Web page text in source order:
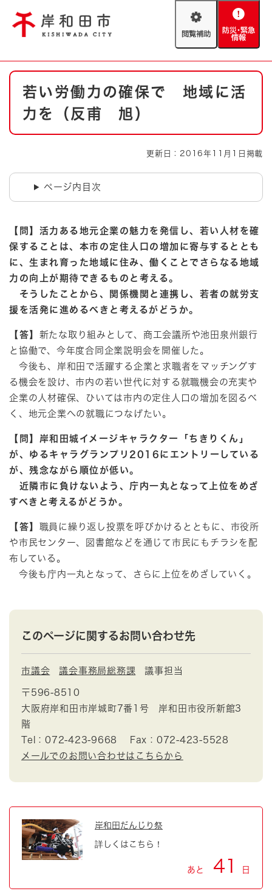
閲
助
防
緊
情
やさしい日本語
防災・緊急情報 救急・消防
ハザードマップ
本
若い労働力の確保で 地域に活
力を（反甫 旭）
更新日：2016年11月1日掲載
ページ内目次
【問】活力ある地元企業の魅力を発信し、若い人材を確
保することは、本市の定住人口の増加に寄与するととも
に、生まれ育った地域に住み、働くことでさらなる地域
力の向上が期待できるものと考える。
そうしたことから、関係機関と連携し、若者の就労支
援を活発に進めるべきと考えるがどうか。
【答】 新たな取り組みとして、商工会議所や池田泉州銀行
と協働で、今年度合同企業説明会を開催した。
今後も、岸和田で活躍する企業と求職者をマッチングす
る機会を設け、市内の若い世代に対する就職機会の充実や
企業の人材確保、ひいては市内の定住人口の増加を図るべ
く、地元企業への就職につなげたい。
【問】岸和田城イメージキャラクター「ちきりくん」
が、ゆるキャラグランプリ2016にエントリーしている
が、残念ながら順位が低い。
近隣市に負けないよう、庁内一丸となって上位をめざ
すべきと考えるがどうか。
【答】 職員に繰り返し投票を呼びかけるとともに、市役所
や市民センター、図書館などを通じて市民にもチラシを配
布している。
今後も庁内一丸となって、さらに上位をめざしていく。
このページに関するお問い合わせ先
市議会 議会事務局総務課 議事担当
〒596-8510
大阪府岸和田市岸城町7番1号 岸和田市役所新館3
階
Tel：072-423-9668
Fax：072-423-5528
メールでのお問い合わせはこちらから
岸和田だんじり祭
詳しくはこちら！
あと 41 日